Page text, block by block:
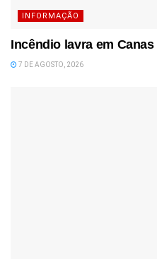
INFORMAÇÃO
Incêndio lavra em
7 DE AGOSTO, 2026